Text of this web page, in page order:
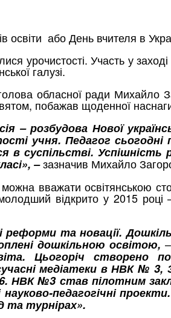
освіти або День вчителя в
урочистості. Участь у
галузі.
обласної ради Михайло
побажав щоденної
– розбудова Нової
учня. Педагог
в суспільстві.
–зазначив Михайло
вважати освітянською
відкрито у 2015
та новації.
дошкільною освітою,
Цьогоріч створено
медіатеки в НВК № 3,
№3 став пілотним
педагогічні
та турнірах».